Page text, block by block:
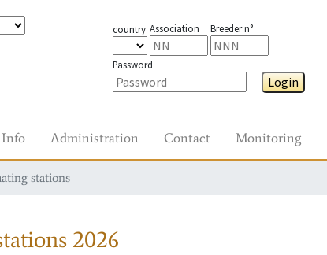
country Association Breeder n°
Password
Login
Info Administration Contact Monitoring
stations
2026